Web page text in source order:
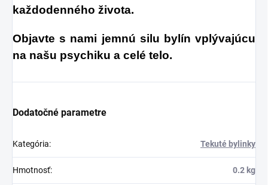
každodenného života.
Objavte s nami jemnú silu bylín vplývajúcu
na našu psychiku a celé telo.
Dodatočné parametre
Kategória: Tekuté bylinky
Hmotnosť: 0.2 kg